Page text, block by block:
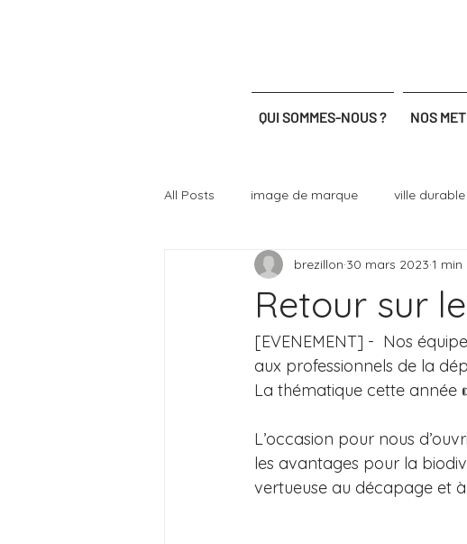
QUI SOMMES-NOUS ? NOS
All Posts image de marque ville durable
certification plateforme technique
Retour sur
brezillon 30 mars 2023 1
[EVENEMENT] -  Nos
aux professionnels de la
La thématique cette année
L’occasion pour nous
les avantages pour la
vertueuse au décapage et